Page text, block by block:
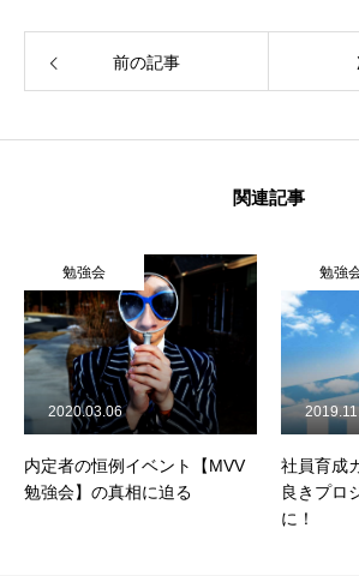
前の記事
関連記事
勉強会
内定者の恒例イベント【MVV
勉強会】の真相に迫る
2020.03.06
勉強
社員育成
良きプロ
に！